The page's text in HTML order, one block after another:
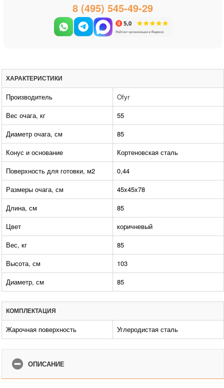
8 (495) 545-49-29
ХАРАКТЕРИСТИКИ
Производитель
Ofyr
Вес очага, кг
55
Диаметр очага, см
85
Конус и основание
Кортеновская сталь
Поверхность для готовки, м2
0,44
Размеры очага, см
45x45x78
Длина, см
85
Цвет
коричневый
Вес, кг
85
Высота, см
103
Диаметр, см
85
КОМПЛЕКТАЦИЯ
Жарочная поверхность Углеродистая сталь
ОПИСАНИЕ